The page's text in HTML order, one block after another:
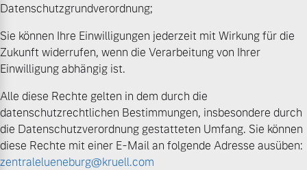
Datenschutzgrundverordnung;
Sie können Ihre Einwilligungen jederzeit mit Wirkung für die
Zukunft widerrufen, wenn die Verarbeitung von Ihrer
Einwilligung abhängig ist.
Alle diese Rechte gelten in dem durch die
datenschutzrechtlichen Bestimmungen, insbesondere durch
die Datenschutzverordnung gestatteten Umfang. Sie können
diese Rechte mit einer E-Mail an folgende Adresse ausüben:
zentralelueneburg@kruell.com